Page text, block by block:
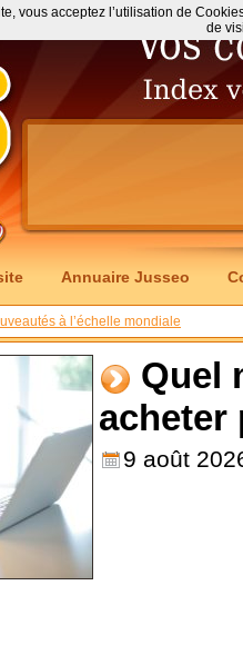
Annuaire Jusseo
à l’échelle mondiale
Quel
acheter
9 août
vous acceptez l’utilisation de
de